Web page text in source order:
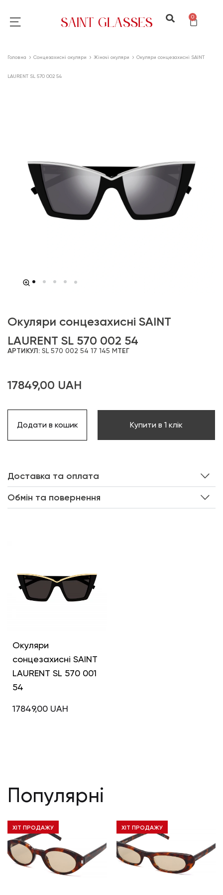
0
Головна Сонцезахисні окуляри Жіночі окуляри Окуляри сонцезахисні SAINT
LAURENT SL 570 002 54
Окуляри сонцезахисні SAINT
LAURENT SL 570 002 54
АРТИКУЛ: SL 570 002 54 17 145 MТЕГ
17849,00 UAH
Додати в кошик Купити в 1 клік
Доставка та оплата
Обмін та повернення
Інші кольори
Окуляри
сонцезахисні SAINT
LAURENT SL 570 001
54
17849,00 UAH
Популярні
ХІТ ПРОДАЖУ ХІТ ПРОДАЖУ